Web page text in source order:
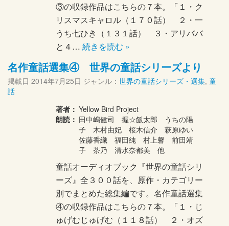
③の収録作品はこちらの７本。「１・ク
リスマスキャロル（１７０話） ２・一
うち七ひき（１３１話） ３・アリババ
と４… 続きを読む »
名作童話選集④ 世界の童話シリーズより
掲載日 2014年7月25日 ジャンル： 世界の童話シリーズ・選集, 童
話
著者： Yellow Bird Project
朗読： 田中嶋健司 握☆飯太郎 うちの陽
子 木村由妃 桜木信介 萩原ゆい
佐藤香織 福田純 村上馨 前田靖
子 茶乃 清水奈都美 他
童話オーディオブック『世界の童話シリ
ーズ』全３００話を、原作・カテゴリー
別でまとめた総集編です。名作童話選集
④の収録作品はこちらの７本。「１・じ
ゅげむじゅげむ（１１８話） ２・オズ